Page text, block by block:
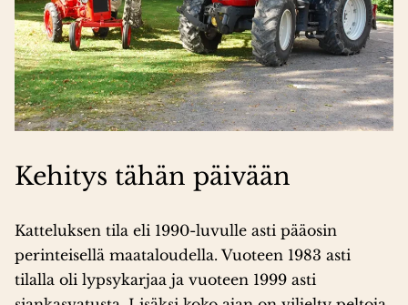
1500-luvun lopussa yksi kylän taloista nousi
ratsutilaksi ja sai näin verovapautensa turvin
vähitellen haltuunsa kaikki kylän talot. 1600-luvun
puoliväliin tultaessa kylässä olikin enää vain yksi
yhteydessä ja 1800-luvulla tilan omistajat
vaihtuivat useasti. Palkollisten ja torppareiden
vaihteessa. 1900-luvun alussa tilat taas yhdistettiin
yhdeksi tilaksi, joka siis käsitti koko kylän. Tuolloin
tila tuli nykyisen omistajasuvun haltuun. Tällä
Kehitys tähän päivään
Katteluksen tila eli 1990-luvulle asti pääosin
perinteisellä maataloudella. Vuoteen 1983 asti
tilalla oli lypsykarjaa ja vuoteen 1999 asti